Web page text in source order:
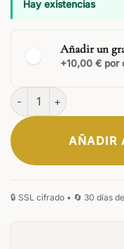
Hay existencias
Añadir un
+10,00 € por
CLÁSICA
Cartera Novus cantidad
AÑADIR